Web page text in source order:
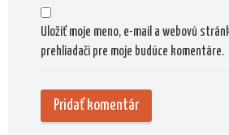
Uložiť moje meno, e-mail a webovú
prehliadači pre moje budúce komentáre.